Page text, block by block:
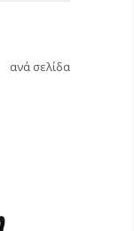
ανά σελίδα